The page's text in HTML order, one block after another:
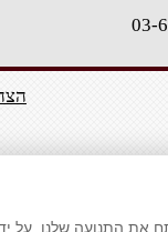
את התנועה שלנו. על